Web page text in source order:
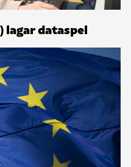
dataspel